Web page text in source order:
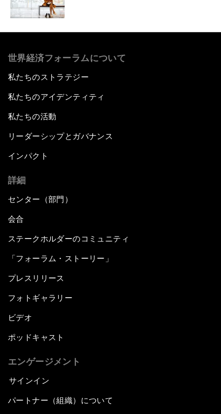
世界経済フォーラムについて
私たちのストラテジー
私たちのアイデンティティ
私たちの活動
リーダーシップとガバナンス
インパクト
詳細
センター（部門）
会合
ステークホルダーのコミュニティ
「フォーラム・ストーリー」
プレスリリース
フォトギャラリー
ビデオ
ポッドキャスト
エンゲージメント
サインイン
パートナー（組織）について